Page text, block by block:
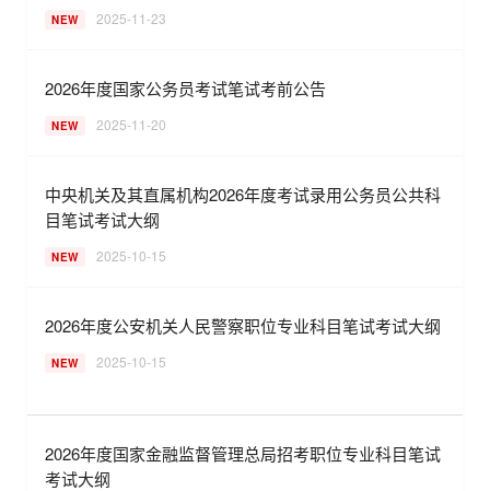
NEW 2025-11-23
2026年度国家公务员考试笔试考前公告
NEW 2025-11-20
中央机关及其直属机构2026年度考试录用公务员公共科
目笔试考试大纲
NEW 2025-10-15
2026年度公安机关人民警察职位专业科目笔试考试大纲
NEW 2025-10-15
2026年度国家金融监督管理总局招考职位专业科目笔试
考试大纲